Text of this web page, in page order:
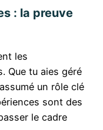
: la preuve
les
Que tu aies géré
un rôle clé
sont des
le cadre